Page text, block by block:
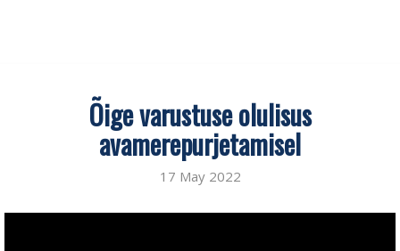
Õige varustuse olulisus
avamerepurjetamisel
17 May 2022